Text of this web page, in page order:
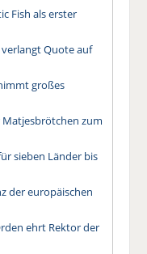
Fish als erster
Quote auf
großes
zum
sieben Länder bis
der europäischen
ehrt Rektor der